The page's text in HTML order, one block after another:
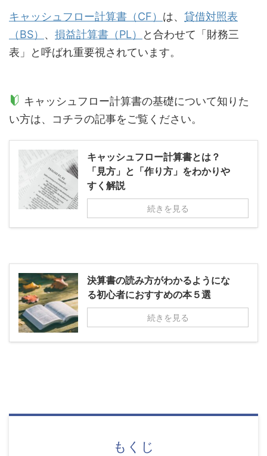
キャッシュフロー計算書（CF） は、 貸借対照表
（BS） 、 損益計算書（PL）
と合わせて「財務三
表」と呼ばれ重要視されています。
キャッシュフロー計算書の基礎について知りた
い方は、コチラの記事をご覧ください。
キャッシュフロー計算書とは？
「見方」と「作り方」をわかりや
すく解説
続きを見る
決算書の読み方がわかるようにな
る初心者におすすめの本５選
続きを見る
もくじ